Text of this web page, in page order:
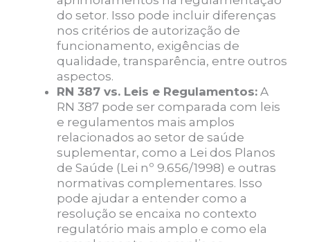
do setor. Isso pode incluir diferenças
nos critérios de autorização de
funcionamento, exigências de
qualidade, transparência, entre outros
aspectos.
RN 387 vs. Leis e Regulamentos: A
RN 387 pode ser comparada com leis
e regulamentos mais amplos
relacionados ao setor de saúde
suplementar, como a Lei dos Planos
de Saúde (Lei nº 9.656/1998) e outras
normativas complementares. Isso
pode ajudar a entender como a
resolução se encaixa no contexto
regulatório mais amplo e como ela